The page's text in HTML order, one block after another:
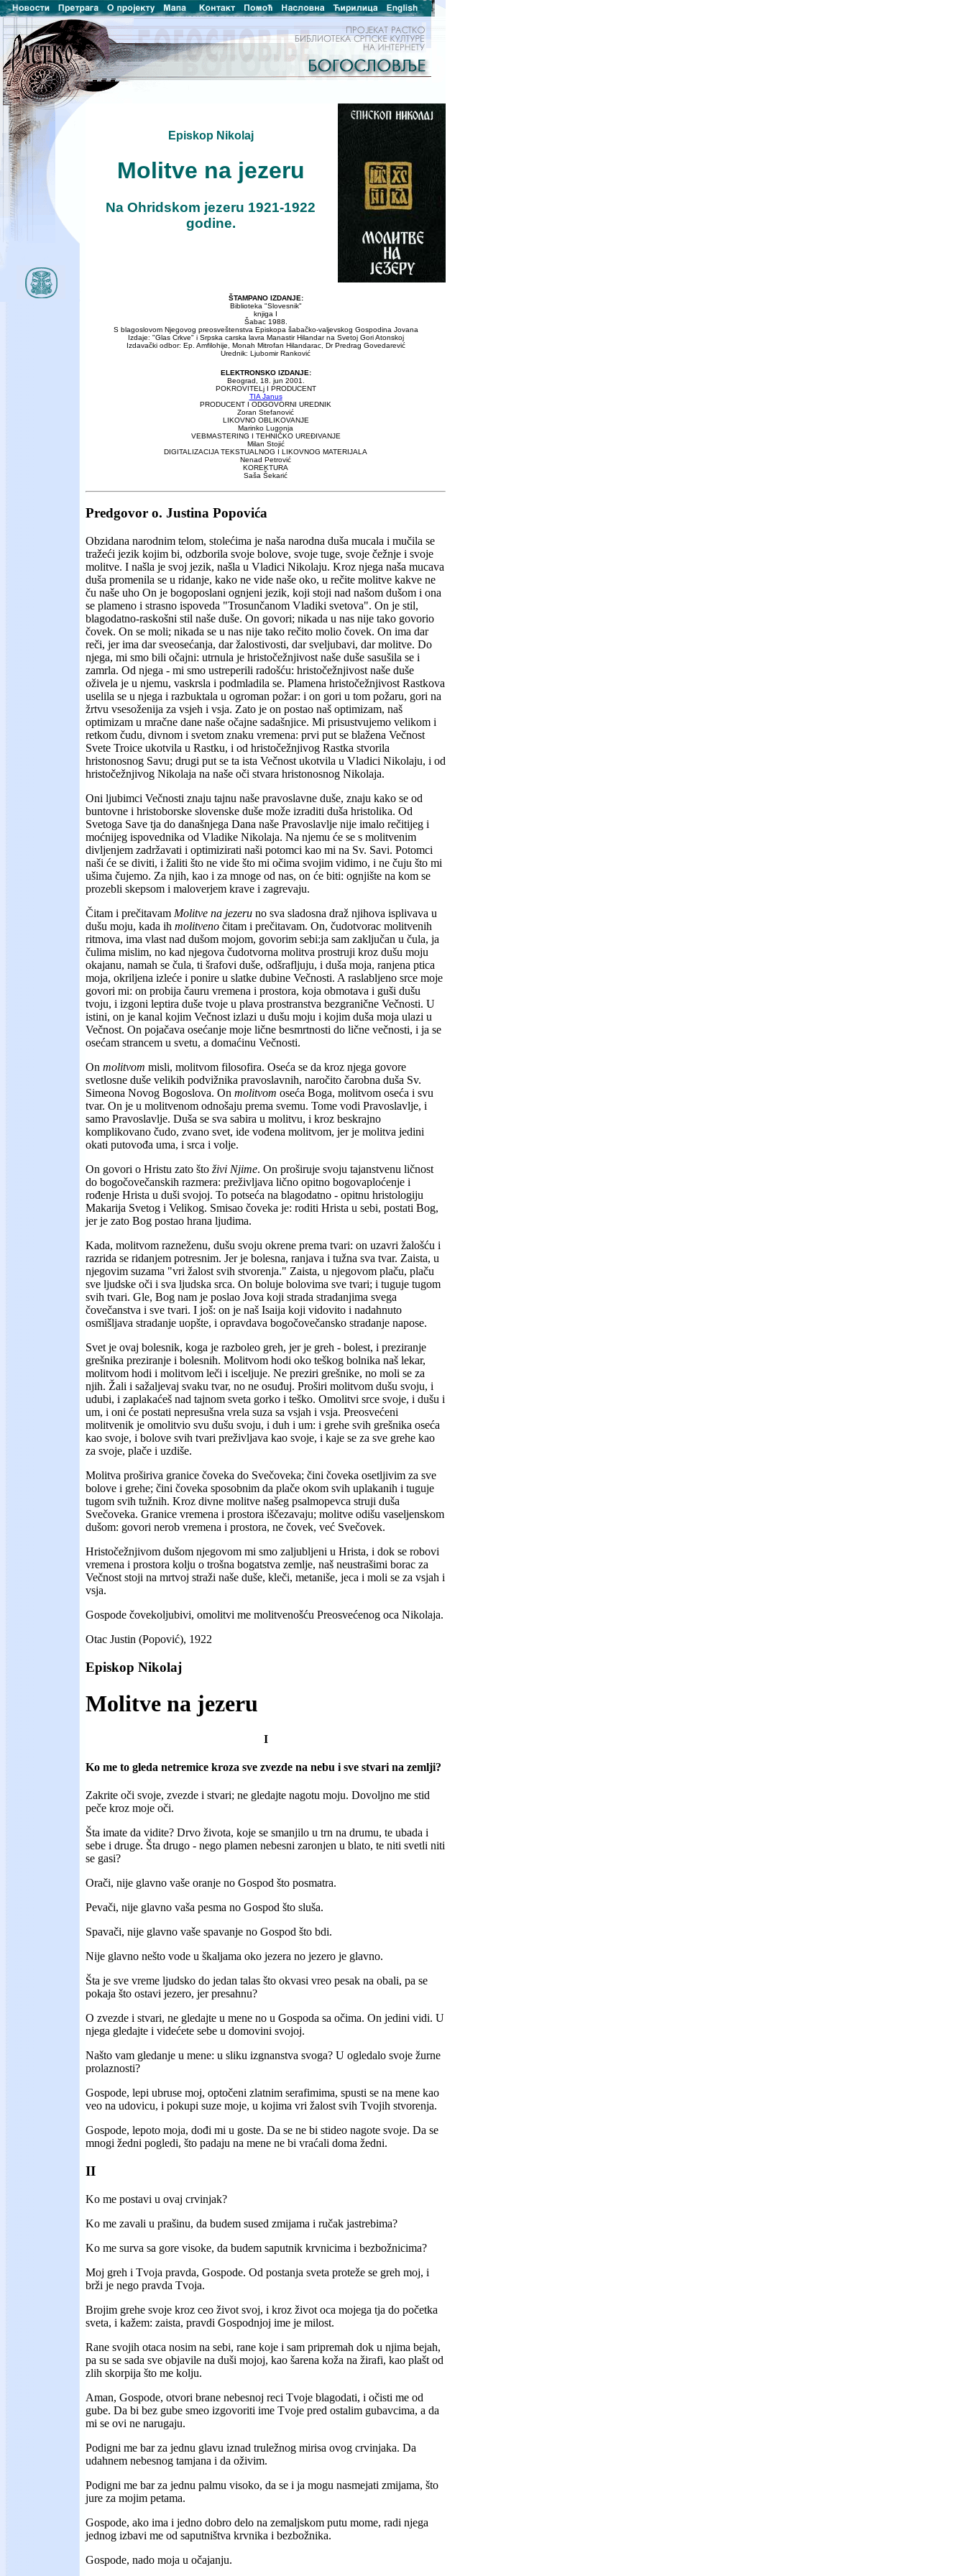
Episkop Nikolaj
Molitve na jezeru
Na Ohridskom jezeru 1921-1922
godine.
ŠTAMPANO IZDANJE:
Biblioteka "Slovesnik"
knjiga I
Šabac 1988.
S blagoslovom Njegovog preosveštenstva Episkopa šabačko-valjevskog Gospodina Jovana
Izdaje: "Glas Crkve" i Srpska carska lavra Manastir Hilandar na Svetoj Gori Atonskoj
Izdavački odbor: Ep. Amfilohije, Monah Mitrofan Hilandarac, Dr Predrag Govedarević
Urednik: Ljubomir Ranković
ELEKTRONSKO IZDANJE:
Beograd,
18. jun 2001.
POKROVITELj I PRODUCENT
TIA Janus
PRODUCENT I ODGOVORNI UREDNIK
Zoran Stefanović
LIKOVNO OBLIKOVANJE
Marinko Lugonja
VEBMASTERING I TEHNIČKO UREĐIVANJE
Milan Stojić
DIGITALIZACIJA TEKSTUALNOG I LIKOVNOG MATERIJALA
Nenad Petrović
KOREKTURA
Saša Šekarić
Predgovor o. Justina Popovića
Obzidana narodnim telom, stolećima je naša narodna duša mucala i mučila se
tražeći jezik kojim bi, odzborila svoje bolove, svoje tuge, svoje čežnje i svoje
molitve. I našla je svoj jezik, našla u Vladici Nikolaju. Kroz njega naša mucava
duša promenila se u ridanje, kako ne vide naše oko, u rečite molitve kakve ne
ču naše uho On je bogoposlani ognjeni jezik, koji stoji nad našom dušom i ona
se plameno i strasno ispoveda "Trosunčanom Vladiki svetova". On je stil,
blagodatno-raskošni stil naše duše. On govori; nikada u nas nije tako govorio
čovek. On se moli; nikada se u nas nije tako rečito molio čovek. On ima dar
reči, jer ima dar sveosećanja, dar žalostivosti, dar sveljubavi, dar molitve. Do
njega, mi smo bili očajni: utrnula je hristočežnjivost naše duše sasušila se i
zamrla. Od njega - mi smo ustreperili radošću: hristočežnjivost naše duše
oživela je u njemu, vaskrsla i podmladila se. Plamena hristočežnjivost Rastkova
uselila se u njega i razbuktala u ogroman požar: i on gori u tom požaru, gori na
žrtvu vsesoženija za vsjeh i vsja. Zato je on postao naš optimizam, naš
optimizam u mračne dane naše očajne sadašnjice. Mi prisustvujemo velikom i
retkom čudu, divnom i svetom znaku vremena: prvi put se blažena Večnost
Svete Troice ukotvila u Rastku, i od hristočežnjivog Rastka stvorila
hristonosnog Savu; drugi put se ta ista Večnost ukotvila u Vladici Nikolaju, i od
hristočežnjivog Nikolaja na naše oči stvara hristonosnog Nikolaja.
Oni ljubimci Večnosti znaju tajnu naše pravoslavne duše, znaju kako se od
buntovne i hristoborske slovenske duše može izraditi duša hristolika. Od
Svetoga Save tja do današnjega Dana naše Pravoslavlje nije imalo rečitijeg i
moćnijeg ispovednika od Vladike Nikolaja. Na njemu će se s molitvenim
divljenjem zadržavati i optimizirati naši potomci kao mi na Sv. Savi. Potomci
naši će se diviti, i žaliti što ne vide što mi očima svojim vidimo, i ne čuju što mi
ušima čujemo. Za njih, kao i za mnoge od nas, on će biti: ognjište na kom se
prozebli skepsom i maloverjem krave i zagrevaju.
Čitam i prečitavam Molitve na jezeru no sva sladosna draž njihova isplivava u
dušu moju, kada ih molitveno čitam i prečitavam. On, čudotvorac molitvenih
ritmova, ima vlast nad dušom mojom, govorim sebi:ja sam zaključan u čula, ja
čulima mislim, no kad njegova čudotvorna molitva prostruji kroz dušu moju
okajanu, namah se čula, ti šrafovi duše, odšrafljuju, i duša moja, ranjena ptica
moja, okriljena izleće i ponire u slatke dubine Večnosti. A raslabljeno srce moje
govori mi: on probija čauru vremena i prostora, koja obmotava i guši dušu
tvoju, i izgoni leptira duše tvoje u plava prostranstva bezgranične Večnosti. U
istini, on je kanal kojim Večnost izlazi u dušu moju i kojim duša moja ulazi u
Večnost. On pojačava osećanje moje lične besmrtnosti do lične večnosti, i ja se
osećam strancem u svetu, a domaćinu Večnosti.
On molitvom misli, molitvom filosofira. Oseća se da kroz njega govore
svetlosne duše velikih podvižnika pravoslavnih, naročito čarobna duša Sv.
Simeona Novog Bogoslova. On molitvom oseća Boga, molitvom oseća i svu
tvar. On je u molitvenom odnošaju prema svemu. Tome vodi Pravoslavlje, i
samo Pravoslavlje. Duša se sva sabira u molitvu, i kroz beskrajno
komplikovano čudo, zvano svet, ide vođena molitvom, jer je molitva jedini
okati putovođa uma, i srca i volje.
On govori o Hristu zato što živi Njime. On proširuje svoju tajanstvenu ličnost
do bogočovečanskih razmera: preživljava lično opitno bogovaploćenje i
rođenje Hrista u duši svojoj. To potseća na blagodatno - opitnu hristologiju
Makarija Svetog i Velikog. Smisao čoveka je: roditi Hrista u sebi, postati Bog,
jer je zato Bog postao hrana ljudima.
Kada, molitvom razneženu, dušu svoju okrene prema tvari: on uzavri žalošću i
razrida se ridanjem potresnim. Jer je bolesna, ranjava i tužna sva tvar. Zaista, u
njegovim suzama "vri žalost svih stvorenja." Zaista, u njegovom plaču, plaču
sve ljudske oči i sva ljudska srca. On boluje bolovima sve tvari; i tuguje tugom
svih tvari. Gle, Bog nam je poslao Jova koji strada stradanjima svega
čovečanstva i sve tvari. I još: on je naš Isaija koji vidovito i nadahnuto
osmišljava stradanje uopšte, i opravdava bogočovečansko stradanje napose.
Svet je ovaj bolesnik, koga je razboleo greh, jer je greh - bolest, i preziranje
grešnika preziranje i bolesnih. Molitvom hodi oko teškog bolnika naš lekar,
molitvom hodi i molitvom leči i isceljuje. Ne preziri grešnike, no moli se za
njih. Žali i sažaljevaj svaku tvar, no ne osuđuj. Proširi molitvom dušu svoju, i
udubi, i zaplakaćeš nad tajnom sveta gorko i teško. Omolitvi srce svoje, i dušu i
um, i oni će postati nepresušna vrela suza sa vsjah i vsja. Preosvećeni
molitvenik je omolitvio svu dušu svoju, i duh i um: i grehe svih grešnika oseća
kao svoje, i bolove svih tvari preživljava kao svoje, i kaje se za sve grehe kao
za svoje, plače i uzdiše.
Molitva proširiva granice čoveka do Svečoveka; čini čoveka osetljivim za sve
bolove i grehe; čini čoveka sposobnim da plače okom svih uplakanih i tuguje
tugom svih tužnih. Kroz divne molitve našeg psalmopevca struji duša
Svečoveka. Granice vremena i prostora iščezavaju; molitve odišu vaseljenskom
dušom: govori nerob vremena i prostora, ne čovek, već Svečovek.
Hristočežnjivom dušom njegovom mi smo zaljubljeni u Hrista, i dok se robovi
vremena i prostora kolju o trošna bogatstva zemlje, naš neustrašimi borac za
Večnost stoji na mrtvoj straži naše duše, kleči, metaniše, jeca i moli se za vsjah i
vsja.
Gospode čovekoljubivi, omolitvi me molitvenošću Preosvećenog oca Nikolaja.
Otac Justin (Popović), 1922
Episkop Nikolaj
Molitve na jezeru
I
Ko me to gleda netremice kroza sve zvezde na nebu i sve stvari na zemlji?
Zakrite oči svoje, zvezde i stvari; ne gledajte nagotu moju. Dovoljno me stid
peče kroz moje oči.
Šta imate da vidite? Drvo života, koje se smanjilo u trn na drumu, te ubada i
sebe i druge. Šta drugo - nego plamen nebesni zaronjen u blato, te niti svetli niti
se gasi?
Orači, nije glavno vaše oranje no Gospod što posmatra.
Pevači, nije glavno vaša pesma no Gospod što sluša.
Spavači, nije glavno vaše spavanje no Gospod što bdi.
Nije glavno nešto vode u škaljama oko jezera no jezero je glavno.
Šta je sve vreme ljudsko do jedan talas što okvasi vreo pesak na obali, pa se
pokaja što ostavi jezero, jer presahnu?
O zvezde i stvari, ne gledajte u mene no u Gospoda sa očima. On jedini vidi. U
njega gledajte i videćete sebe u domovini svojoj.
Našto vam gledanje u mene: u sliku izgnanstva svoga? U ogledalo svoje žurne
prolaznosti?
Gospode, lepi ubruse moj, optočeni zlatnim serafimima, spusti se na mene kao
veo na udovicu, i pokupi suze moje, u kojima vri žalost svih Tvojih stvorenja.
Gospode, lepoto moja, dođi mi u goste. Da se ne bi stideo nagote svoje. Da se
mnogi žedni pogledi, što padaju na mene ne bi vraćali doma žedni.
II
Ko me postavi u ovaj crvinjak?
Ko me zavali u prašinu, da budem sused zmijama i ručak jastrebima?
Ko me surva sa gore visoke, da budem saputnik krvnicima i bezbožnicima?
Moj greh i Tvoja pravda, Gospode. Od postanja sveta proteže se greh moj, i
brži je nego pravda Tvoja.
Brojim grehe svoje kroz ceo život svoj, i kroz život oca mojega tja do početka
sveta, i kažem: zaista, pravdi Gospodnjoj ime je milost.
Rane svojih otaca nosim na sebi, rane koje i sam pripremah dok u njima bejah,
pa su se sada sve objavile na duši mojoj, kao šarena koža na žirafi, kao plašt od
zlih skorpija što me kolju.
Aman, Gospode, otvori brane nebesnoj reci Tvoje blagodati, i očisti me od
gube. Da bi bez gube smeo izgovoriti ime Tvoje pred ostalim gubavcima, a da
mi se ovi ne narugaju.
Podigni me bar za jednu glavu iznad truležnog mirisa ovog crvinjaka. Da
udahnem nebesnog tamjana i da oživim.
Podigni me bar za jednu palmu visoko, da se i ja mogu nasmejati zmijama, što
jure za mojim petama.
Gospode, ako ima i jedno dobro delo na zemaljskom putu mome, radi njega
jednog izbavi me od saputništva krvnika i bezbožnika.
Gospode, nado moja u očajanju.